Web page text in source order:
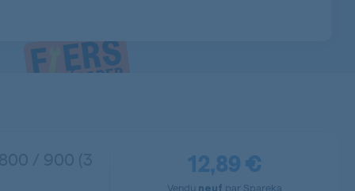
12,89 €
Vendu neuf par Spareka